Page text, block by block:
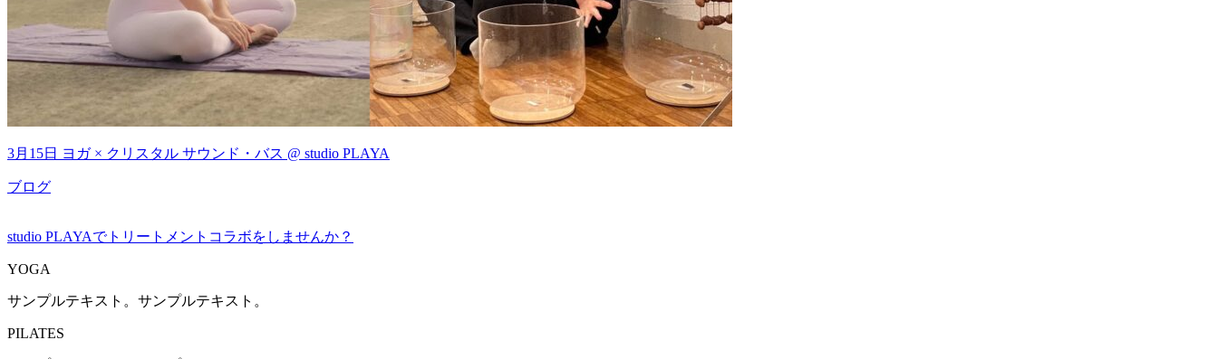
3月15日 ヨガ × クリスタル サウンド・バス @ studio PLAYA
ブログ
studio PLAYAでトリートメントコラボをしませんか？
YOGA
サンプルテキスト。サンプルテキスト。
PILATES